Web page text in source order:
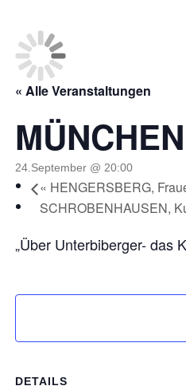
« Alle Veranstaltungen
24.September @ 20:00
« HENGERSBERG,
SCHROBENHAUSEN,
„Über Unterbiberger- das
DETAILS